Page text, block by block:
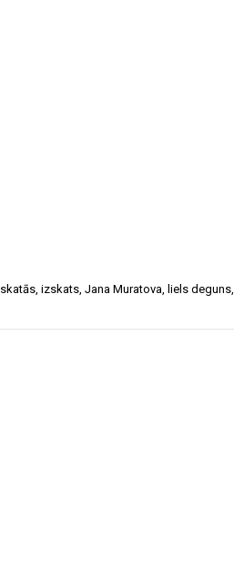
, izskats, Jana Muratova, liels deguns,